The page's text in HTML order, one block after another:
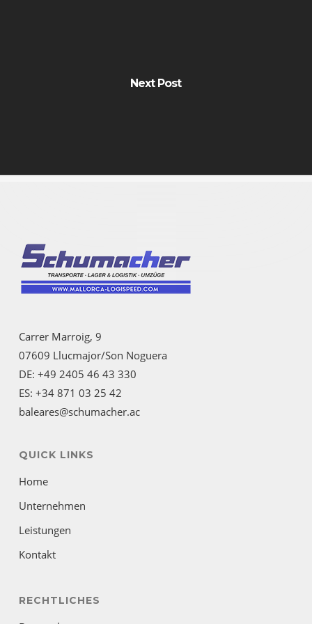
Next Post
Carrer Marroig, 9
07609 Llucmajor/Son Noguera
DE: +49 2405 46 43 330
ES: +34 871 03 25 42
baleares@schumacher.ac
QUICK LINKS
Home
Unternehmen
Leistungen
Kontakt
RECHTLICHES